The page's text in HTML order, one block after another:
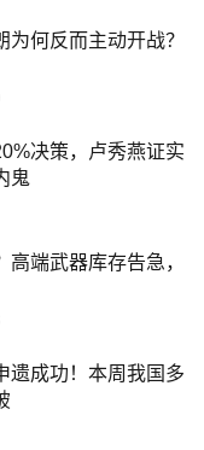
何反而主动开战？
决策，卢秀燕证实
鬼
端武器库存告急，
遗成功！本周我国多